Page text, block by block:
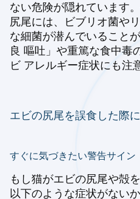
ない危険が隠れています
尻尾には、ビブリオ菌や
な細菌が潜んでいること
良 嘔吐」や重篤な食中毒
ビ アレルギー症状にも注
エビの尻尾を誤食した際
すぐに気づきたい警告サイン
もし猫がエビの尻尾や殻
以下のような症状がない